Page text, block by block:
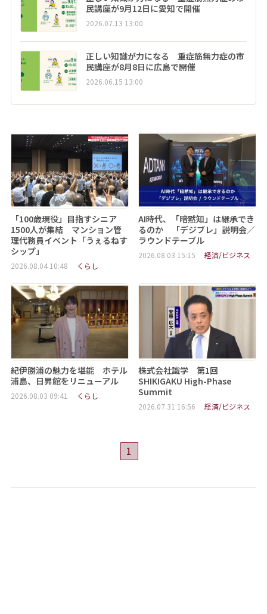
民講座が9月12日に愛知で開催
2026.07.13 13:00
正しい知識が力になる 重症筋無力症の市
民講座が8月8日に広島で開催
2026.06.15 13:00
「100歳現役」目指すシニア
1500人が集結 マンション管
理代務員イベント「うぇるねす
シップ」
2026.08.04 10:48 くらし
AI時代、「暗黙知」は継承でき
るのか 「デジブレ」説明会／
ラウンドテーブル
2026.08.03 15:15 経済/ビジネス
紀伊勝浦の魅力を堪能 ホテル
浦島、日昇館をリニューアル
2026.08.03 09:41 くらし
株式会社識学 第1回
SHIKIGAKU High-Phase
Summit
2026.07.31 16:56 経済/ビジネス
1